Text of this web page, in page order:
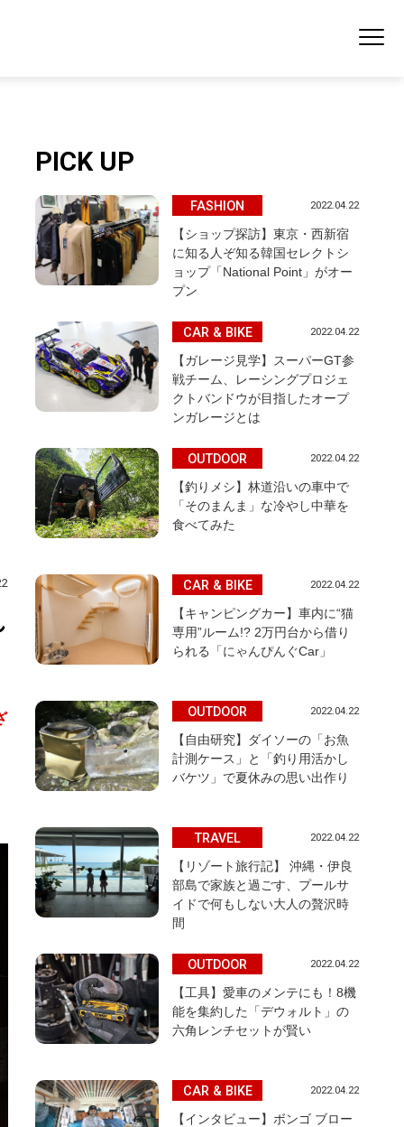
PICK UP
FASHION 2022.04.22
【ショップ探訪】東京・西新宿
に知る人ぞ知る韓国セレクトシ
ョップ「National Point」がオー
プン
CAR & BIKE 2022.04.22
【ガレージ見学】スーパーGT参
戦チーム、レーシングプロジェ
クトバンドウが目指したオープ
ンガレージとは
OUTDOOR 2022.04.22
【釣りメシ】林道沿いの車中で
「そのまんま」な冷やし中華を
食べてみた
CAR & BIKE 2022.04.22
【キャンピングカー】車内に“猫
専用”ルーム!? 2万円台から借り
られる「にゃんぴんぐCar」
OUTDOOR 2022.04.22
【自由研究】ダイソーの「お魚
計測ケース」と「釣り用活かし
バケツ」で夏休みの思い出作り
TRAVEL 2022.04.22
【リゾート旅行記】 沖縄・伊良
部島で家族と過ごす、プールサ
イドで何もしない大人の贅沢時
間
OUTDOOR 2022.04.22
【工具】愛車のメンテにも！8機
能を集約した「デウォルト」の
六角レンチセットが賢い
CAR & BIKE 2022.04.22
【インタビュー】ボンゴ ブロー